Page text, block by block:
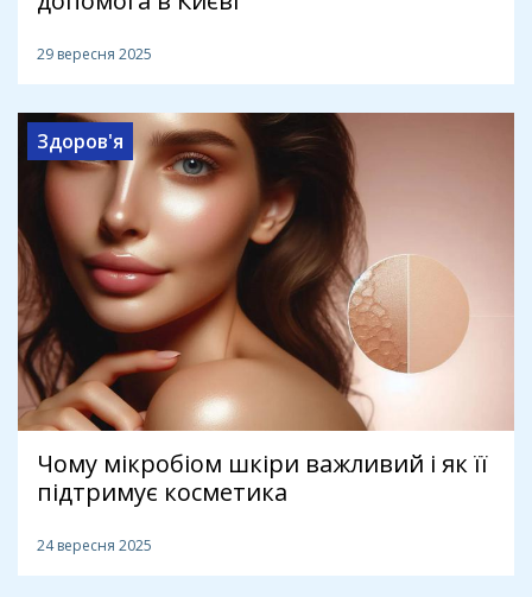
29 вересня 2025
Здоров'я
Чому мікробіом шкіри важливий і як її
підтримує косметика
24 вересня 2025